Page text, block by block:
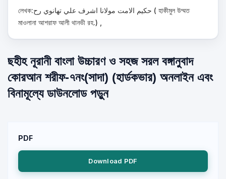
লেখক:حكيم الامت مولانا اشرف علي تهانوي رح ( হাকীমুল উম্মত
মাওলানা আশরাফ আলী থানভী রহ.) ,
ছহীহ নূরানী বাংলা উচ্চারণ ও সহজ সরল বঙ্গানুবাদ
কোরআন শরীফ-৭নং(সাদা) (হার্ডকভার) অনলাইন এবং
বিনামূল্যে ডাউনলোড পড়ুন
PDF
Download PDF